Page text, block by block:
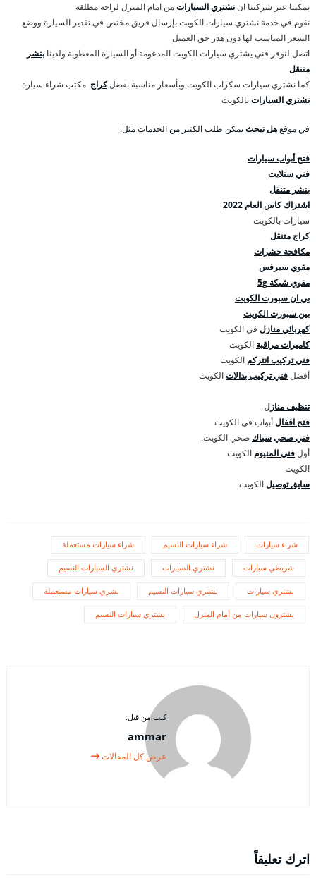
يمكننا عبر شركتنا ان نشتري السياراتمن امام المنزل لراحة مطلقة
نقوم في خدمة نشتري سيارات الكويت بإرسال فريق مختص في تقدير السيارة ووضع
السعر المناسب لها دون هدر حق العميل
اتصل لنوفر فني يشتري سيارات الكويت المدعومة أو السيارة المعطوبة ولدينا بنشر
متنقل
كما نشتري سيارات سكراب الكويت وبأسعار مناسبة بفضلكراج مكتب شراء سيارة
نشتري السياراتبالكويت
في موقعهل تبحثيمكن طلب الكثير من الخدمات مثل:
فتح أبواب سيارات
فني ستلايت
بنشر متنقل
اشتراك كاس العام 2022
سيارات بالكويت
كراج متنقل
مكافحة حشرات
مقوي سيرفس
مقوي شبكة 5g
بي ان سبورت الكويت
بين سبورت الكويت
كهربائي منازل في الكويت
كاميرات مراقبة الكويت
فني تركيب انتركم الكويت
أفضلفني تركيب بدالاتالكويت
تنظيف منازل
فتح اقفالأبواب في الكويت
فني صحيسباك صحي الكويت.
أولفني المنيومالكويت
الكويت
سايق توصيلالكويت
شراء سيارات شراء سيارات النسيم شراء سيارات مستعملة
شريطي سيارات نشتري السيارات نشتري السيارات النسيم
نشتري سيارات نشتري سيارات النسيم نشري سيارات مستعملة
يشترون سيارات من أمام المنزل يشتري سيارات النسيم
كتب من قبل:
ammar
عرض كل المقالات
اترك تعليقاً